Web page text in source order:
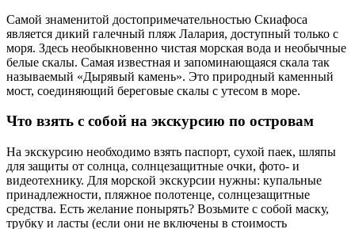
Самой знаменитой достопримечательностью Скиафоса
является дикий галечный пляж Лалария, доступный только с
моря. Здесь необыкновенно чистая морская вода и необычные
белые скалы. Самая известная и запоминающаяся скала так
называемый «Дырявый камень». Это природный каменный
мост, соединяющий береговые скалы с утесом в море.
Что взять с собой на экскурсию по островам
На экскурсию необходимо взять паспорт, сухой паек, шляпы
для защиты от солнца, солнцезащитные очки, фото- и
видеотехнику. Для морской экскурсии нужны: купальные
принадлежности, пляжное полотенце, солнцезащитные
средства. Есть желание понырять? Возьмите с собой маску,
трубку и ласты (если они не включены в стоимость